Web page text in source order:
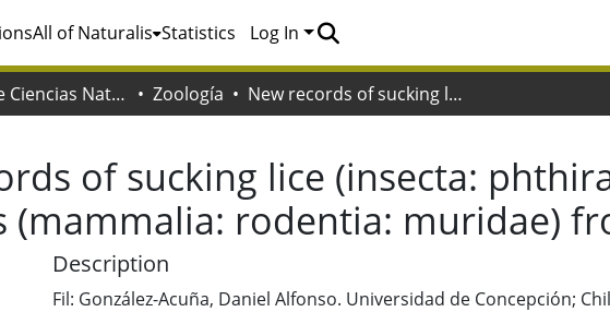
All of Naturalis Statistics Log In
Facultad de Ciencias Naturales y Museo Zoología New records of sucking lice (insecta: phthiraptera: anoplura) on rodents (mammalia: rodentia: muridae) from Chile
of sucking lice (insecta:
rodentia: muridae)
Description
Fil: González-Acuña, Daniel Alfonso. Universidad de Concepción;